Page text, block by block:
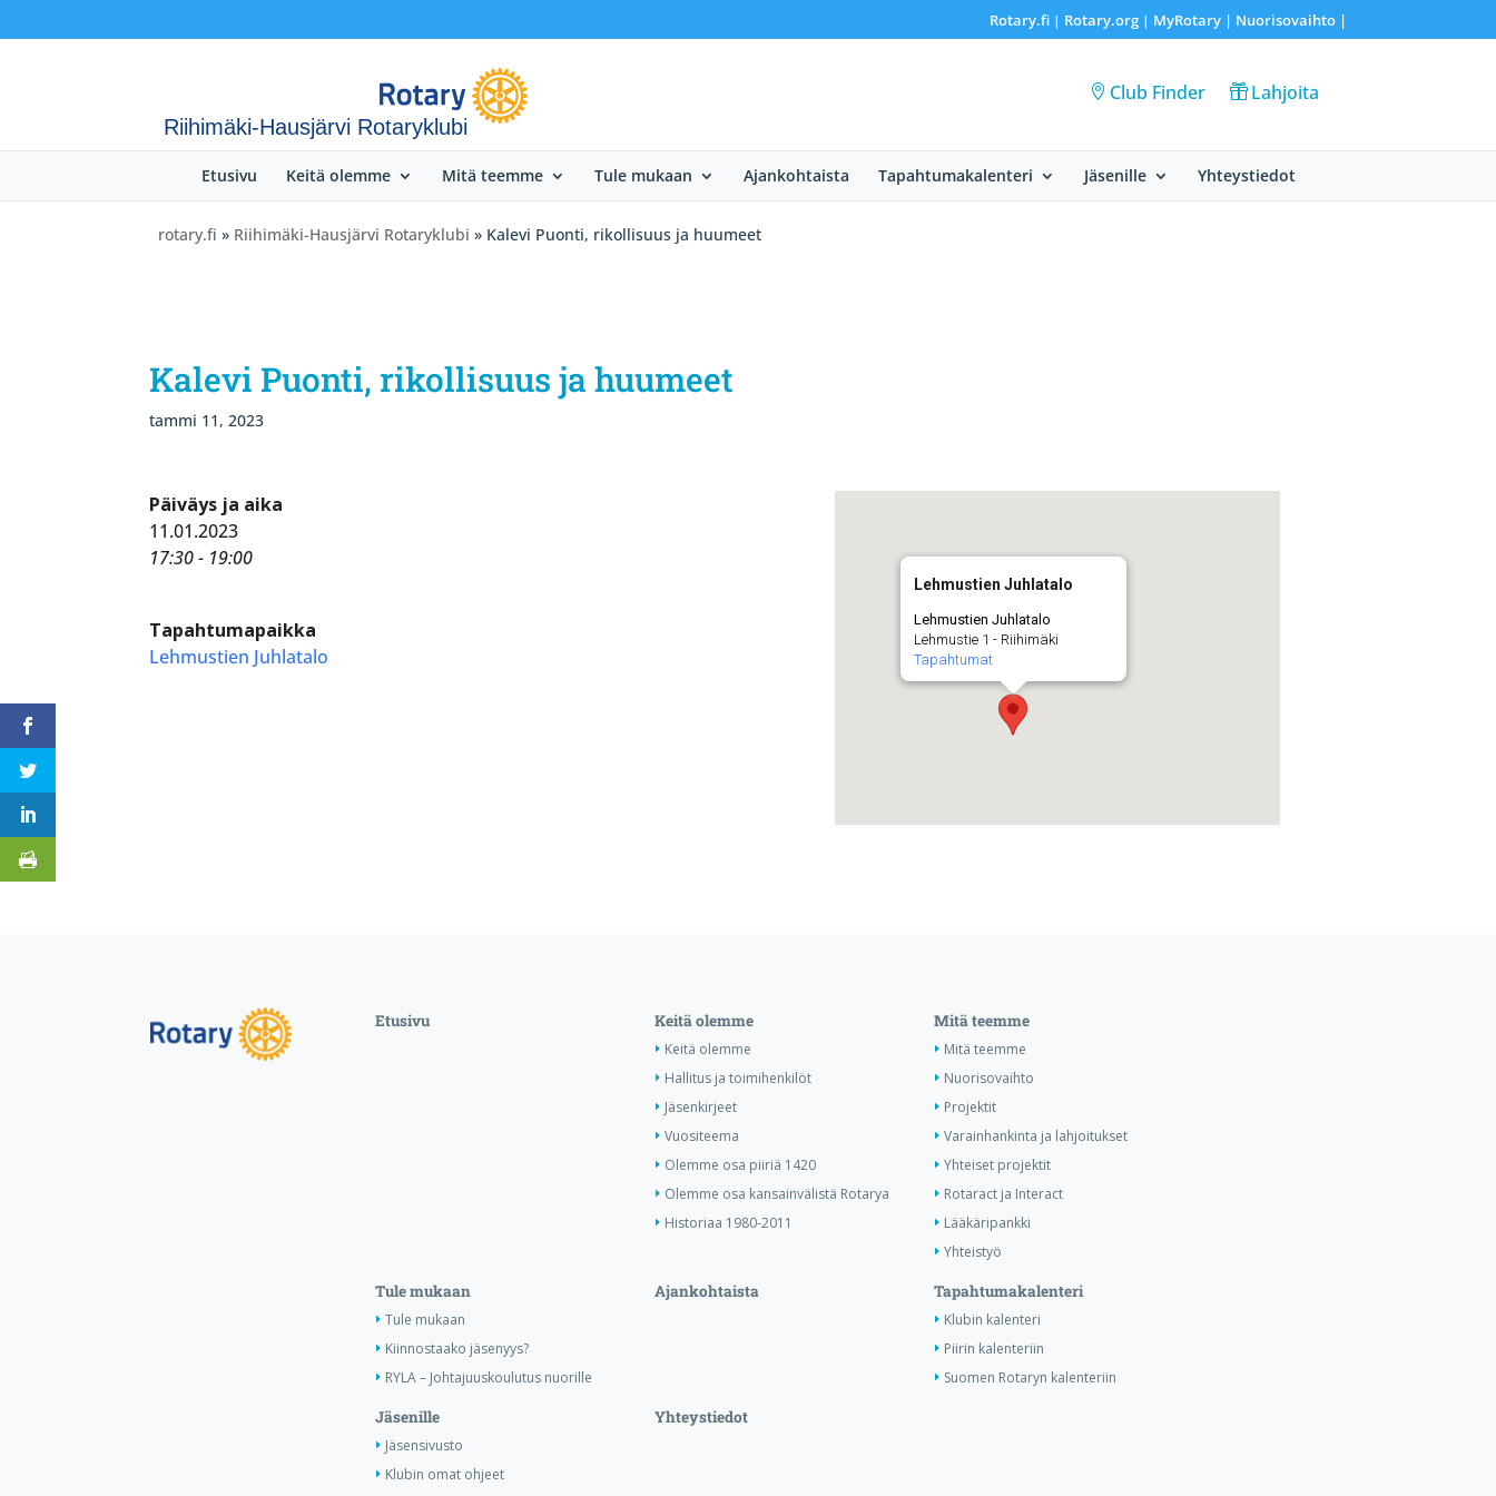
Rotary.fi| Rotary.org| MyRotary | Nuorisovaihto|
Riihimäki-Hausjärvi Rotaryklubi
Club Finder Lahjoita
Etusivu Keitä olemme Mitä teemme Tule mukaan Ajankohtaista Tapahtumakalenteri Jäsenille Yhteystiedot
rotary.fi » Riihimäki-Hausjärvi Rotaryklubi » Kalevi Puonti, rikollisuus ja huumeet
Kalevi Puonti, rikollisuus ja huumeet
tammi 11, 2023
Lehmustien Juhlatalo
Lehmustien Juhlatalo
Lehmustie 1 - Riihimäki
Tapahtumat
Päiväys ja aika
11.01.2023
17:30 - 19:00
Tapahtumapaikka
Lehmustien Juhlatalo
Etusivu Keitä olemme
Keitä olemme
Hallitus ja toimihenkilöt
Jäsenkirjeet
Vuositeema
Olemme osa piiriä 1420
Olemme osa kansainvälistä Rotarya
Historiaa 1980-2011
Mitä teemme
Mitä teemme
Nuorisovaihto
Projektit
Varainhankinta ja lahjoitukset
Yhteiset projektit
Rotaract ja Interact
Lääkäripankki
Yhteistyö
Tule mukaan
Tule mukaan
Kiinnostaako jäsenyys?
RYLA – Johtajuuskoulutus nuorille
Ajankohtaista Tapahtumakalenteri
Klubin kalenteri
Piirin kalenteriin
Suomen Rotaryn kalenteriin
Jäsenille
Jäsensivusto
Klubin omat ohjeet
Yhteystiedot